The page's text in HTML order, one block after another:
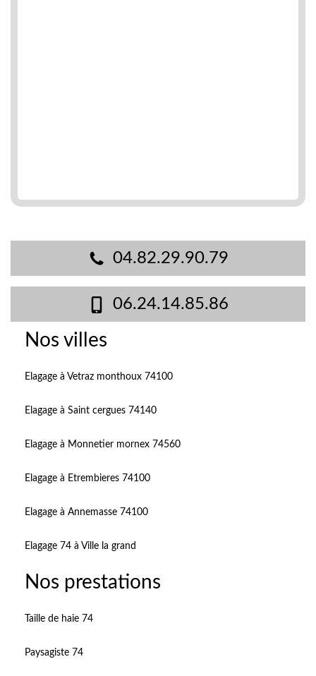
04.82.29.90.79
06.24.14.85.86
Nos villes
Elagage à Vetraz monthoux 74100
Elagage à Saint cergues 74140
Elagage à Monnetier mornex 74560
Elagage à Etrembieres 74100
Elagage à Annemasse 74100
Elagage 74 à Ville la grand
Nos prestations
Taille de haie 74
Paysagiste 74